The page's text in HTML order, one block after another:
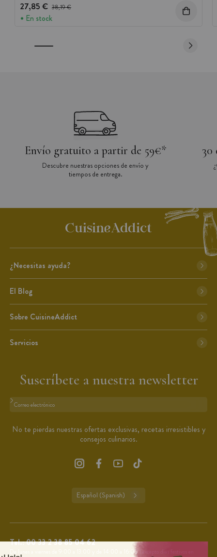
27,85 € Precio antes del descuento
38,19 €
En stock
Envío gratuito a partir de 59€*
Descubre nuestras opciones de envío y
tiempos de entrega.
30
¿Necesitas ayuda?
El Blog
Sobre CuisineAddict
Servicios
Suscríbete a nuestra newsletter
Formato: dirección@email.com
No te pierdas nuestras ofertas exclusivas, recetas irresistibles y
consejos culinarios.
Español (Spanish)
Tel.:00 33 2 38 85 04 62
De lunes a viernes de 9:00 a 13:00 y de 14:00 a 16:00 (excepto días festivos en